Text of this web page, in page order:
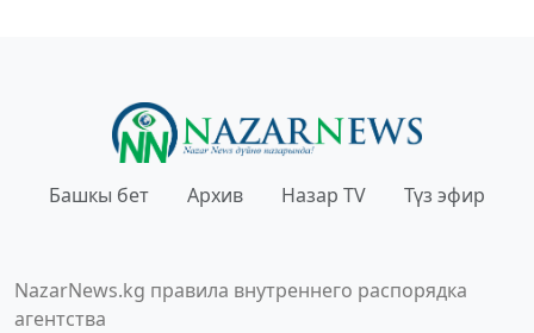
Башкы бет Архив Назар TV Түз эфир
NazarNews.kg правила внутреннего распорядка
агентства